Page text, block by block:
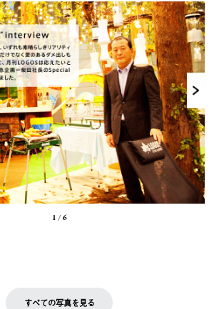
1/6
すべての写真を見る